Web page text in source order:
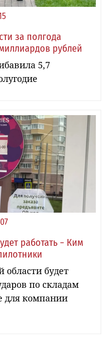
за полгода
рублей
5,7
работать − Ким
области будет
по складам
для компании